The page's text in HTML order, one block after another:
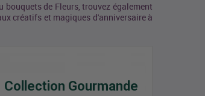
de Fleurs, trouvez également
créatifs et magiques d'anniversaire à
Collection Gourmande